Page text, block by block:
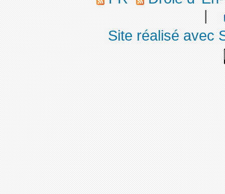
|
Site réalisé avec